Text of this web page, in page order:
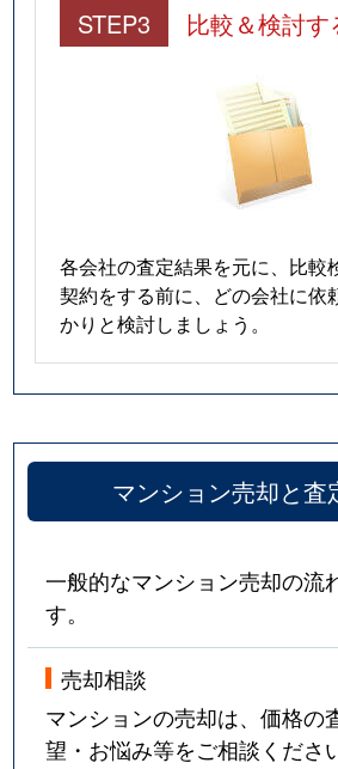
STEP3 比較＆検討す
各会社の査定結果を元に、比較
契約をする前に、どの会社に依
かりと検討しましょう。
マンション売却と査
一般的なマンション売却の流
す。
売却相談
マンションの売却は、価格の
望・お悩み等をご相談くださ